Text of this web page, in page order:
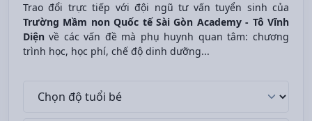
Trao đổi trực tiếp với đội ngũ tư vấn tuyển sinh của
Trường Mầm non Quốc tế Sài Gòn Academy - Tô Vĩnh
Diện về các vấn đề mà phụ huynh quan tâm: chương
trình học, học phí, chế độ dinh dưỡng...